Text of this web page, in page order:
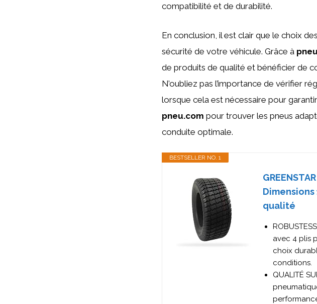
compatibilité et de durabilité.
En conclusion, il est clair que le choix
sécurité de votre véhicule. Grâce à
de produits de qualité et bénéficier de
N’oubliez pas l’importance de vérifier
lorsque cela est nécessaire pour
pneu.com pour trouver les pneus
conduite optimale.
BESTSELLER NO. 1
qualité
avec 4 plis
choix
conditions.
QUALITÉ